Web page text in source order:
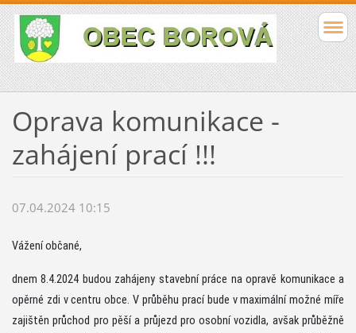
Oprava komunikace -
zahájení prací !!!
07.04.2024 10:15
Vážení občané,
dnem 8.4.2024 budou zahájeny stavební práce na opravě komunikace a
opěrné zdi v centru obce. V průběhu prací bude v maximální možné míře
zajištěn průchod pro pěší a průjezd pro osobní vozidla, avšak průběžně